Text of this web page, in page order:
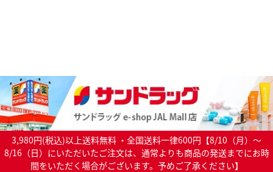
3,980円(税込)以上送料無料 ・全国送料一律600円【8/10（月）～
8/16（日）にいただいたご注文は、通常よりも商品の発送までにお時
間をいただく場合がございます。予めご了承ください】